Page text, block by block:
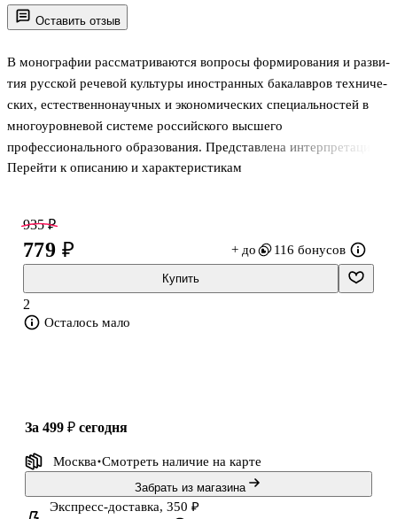
Оставить отзыв
В монографии рассматриваются вопросы формирования и разви­
тия русской речевой культуры иностранных бакалавров техниче­
ских, естественнонаучных и экономических специальностей в
мно­гоуровневой системе российского высшего
профессионального образования. Представлена интерпретация
понятия "речевая куль­тура" и определены его составляющие в
организация обучения русской речевой культуре иностранных
бакалавров негуманитарного профиля. Книга адресована
преподавателям русского языка, аспирантам, учащимся
негуманитарных специальностей и всем, кто интересует­ся
речевой культурой и вопросами препода
Перейти к описанию и характеристикам
935 ₽
779 ₽ + до 116 бонусов
Купить
2
Осталось мало
за 499 ₽ сегодня
Москва Смотреть наличие на карте
Забрать из магазина
Экспресс-доставка, 350 ₽